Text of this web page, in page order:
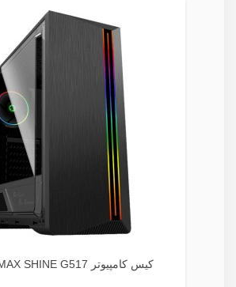
کیس کامپیوتر GAMEMAX SHINE G517